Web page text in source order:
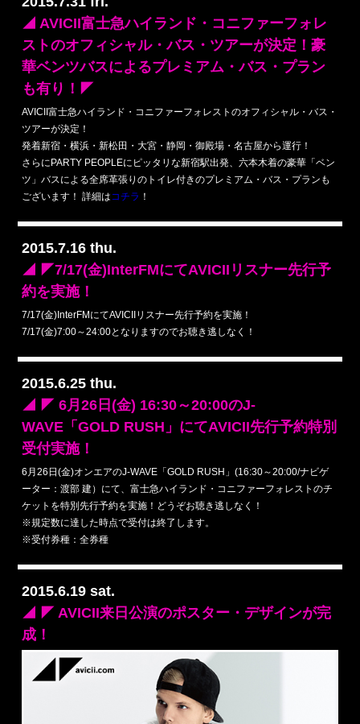
◢ AVICII富士急ハイランド・コニファーフォレ
ストのオフィシャル・バス・ツアーが決定！豪
華ベンツバスによるプレミアム・バス・プラン
も有り！◤
AVICII富士急ハイランド・コニファーフォレストのオフィシャル・バス・
ツアーが決定！
発着新宿・横浜・新松田・大宮・静岡・御殿場・名古屋から運行！
さらにPARTY PEOPLEにピッタリな新宿駅出発、六本木着の豪華「ベン
ツ」バスによる全席革張りのトイレ付きのプレミアム・バス・プランも
ございます！ 詳細はコチラ ！
2015.7.16 thu.
◢ ◤7/17(金)InterFMにてAVICIIリスナー先行予
約を実施！
7/17(金)InterFMにてAVICIIリスナー先行予約を実施！
7/17(金)7:00～24:00となりますのでお聴き逃しなく！
2015.6.25 thu.
◢ ◤ 6月26日(金) 16:30～20:00のJ-
WAVE「GOLD RUSH」にてAVICII先行予約特別
受付実施！
6月26日(金)オンエアのJ-WAVE「GOLD RUSH」(16:30～20:00/ナビゲ
ーター：渡部 建）にて、富士急ハイランド・コニファーフォレストのチ
ケットを特別先行予約を実施！どうぞお聴き逃しなく！
※規定数に達した時点で受付は終了します。
※受付券種：全券種
2015.6.19 sat.
◢ ◤ AVICII来日公演のポスター・デザインが完
成！